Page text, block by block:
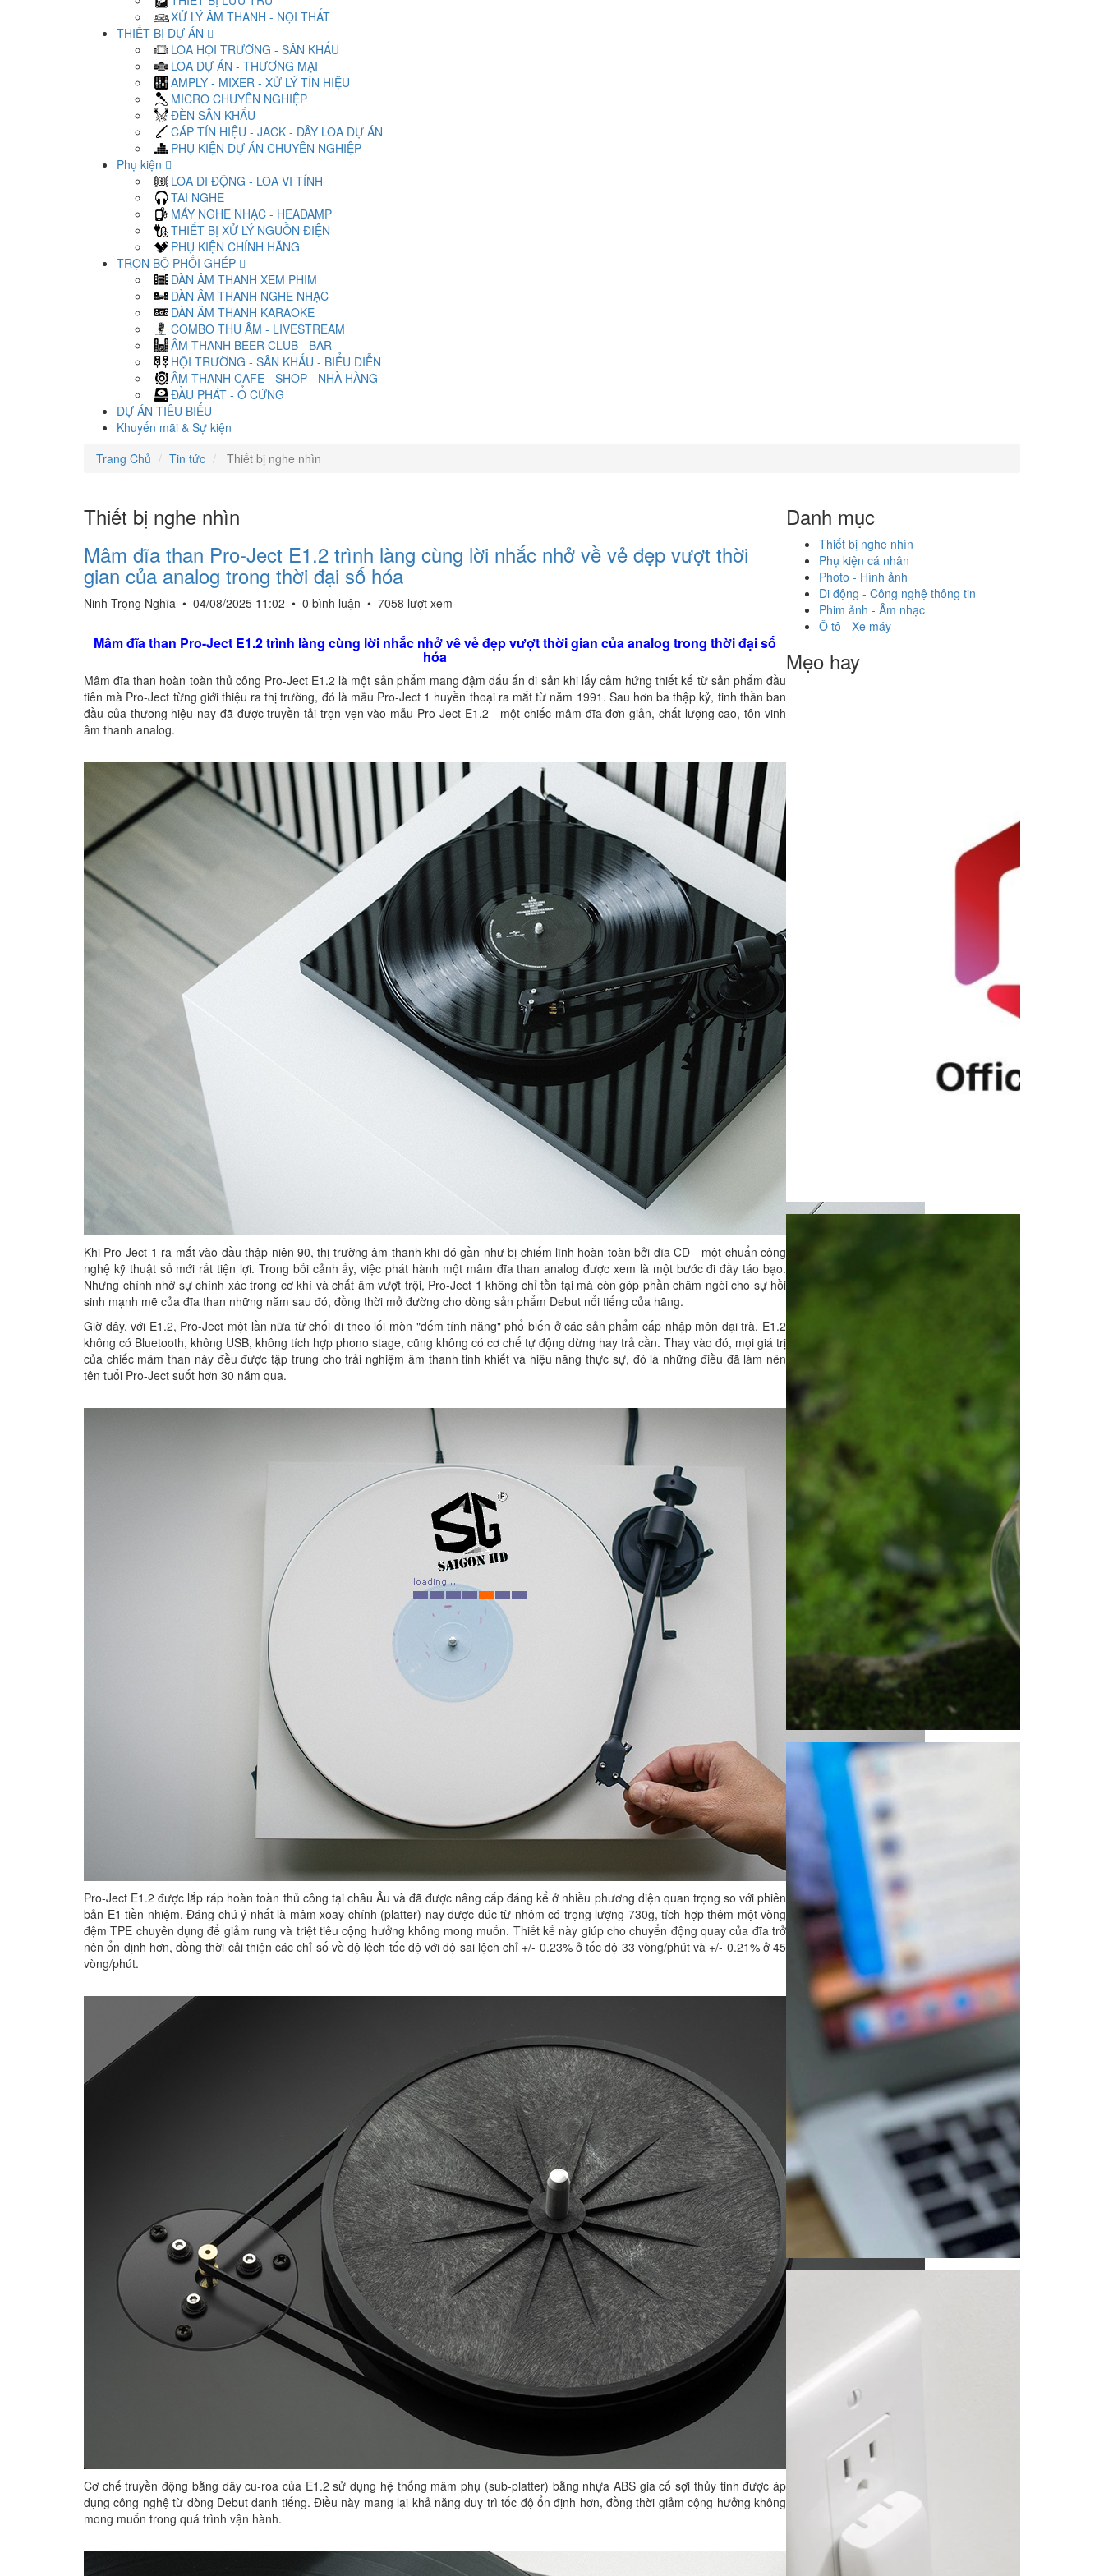
XỬ LÝ ÂM THANH - NỘI THẤT
THIẾT BỊ DỰ ÁN
LOA HỘI TRƯỜNG - SÂN KHẤU
LOA DỰ ÁN - THƯƠNG MẠI
AMPLY - MIXER - XỬ LÝ TÍN HIỆU
MICRO CHUYÊN NGHIỆP
ĐÈN SÂN KHẤU
CÁP TÍN HIỆU - JACK - DÂY LOA DỰ ÁN
PHỤ KIỆN DỰ ÁN CHUYÊN NGHIỆP
Phụ kiện
LOA DI ĐỘNG - LOA VI TÍNH
TAI NGHE
MÁY NGHE NHẠC - HEADAMP
THIẾT BỊ XỬ LÝ NGUỒN ĐIỆN
PHỤ KIỆN CHÍNH HÃNG
TRỌN BỘ PHỐI GHÉP
DÀN ÂM THANH XEM PHIM
DÀN ÂM THANH NGHE NHẠC
DÀN ÂM THANH KARAOKE
COMBO THU ÂM - LIVESTREAM
ÂM THANH BEER CLUB - BAR
HỘI TRƯỜNG - SÂN KHẤU - BIỂU DIỄN
ÂM THANH CAFE - SHOP - NHÀ HÀNG
ĐẦU PHÁT - Ổ CỨNG
DỰ ÁN TIÊU BIỂU
Khuyến mãi & Sự kiện
Trang Chủ
Tin tức Thiết bị nghe nhìn
Thiết bị nghe nhìn
Mâm đĩa than Pro-Ject E1.2 trình làng cùng lời nhắc nhở về vẻ đẹp vượt thời
gian của analog trong thời đại số hóa
Ninh Trọng Nghĩa • 04/08/2025 11:02 • 0 bình luận • 7058 lượt xem
Mâm đĩa than Pro-Ject E1.2 trình làng cùng lời nhắc nhở về vẻ đẹp vượt thời gian của analog trong thời đại số
hóa
Mâm đĩa than hoàn toàn thủ công Pro-Ject E1.2 là một sản phẩm mang đậm dấu ấn di sản khi lấy cảm hứng thiết kế từ sản phẩm đầu
tiên mà Pro-Ject từng giới thiệu ra thị trường, đó là mẫu Pro-Ject 1 huyền thoại ra mắt từ năm 1991. Sau hơn ba thập kỷ, tinh thần ban
đầu của thương hiệu nay đã được truyền tải trọn vẹn vào mẫu Pro-Ject E1.2 - một chiếc mâm đĩa đơn giản, chất lượng cao, tôn vinh
âm thanh analog.
Khi Pro-Ject 1 ra mắt vào đầu thập niên 90, thị trường âm thanh khi đó gần như bị chiếm lĩnh hoàn toàn bởi đĩa CD - một chuẩn công
nghệ kỹ thuật số mới rất tiện lợi. Trong bối cảnh ấy, việc phát hành một mâm đĩa than analog được xem là một bước đi đầy táo bạo.
Nhưng chính nhờ sự chính xác trong cơ khí và chất âm vượt trội, Pro-Ject 1 không chỉ tồn tại mà còn góp phần châm ngòi cho sự hồi
sinh mạnh mẽ của đĩa than những năm sau đó, đồng thời mở đường cho dòng sản phẩm Debut nổi tiếng của hãng.
Giờ đây, với E1.2, Pro-Ject một lần nữa từ chối đi theo lối mòn "đếm tính năng" phổ biến ở các sản phẩm cấp nhập môn đại trà. E1.2
không có Bluetooth, không USB, không tích hợp phono stage, cũng không có cơ chế tự động dừng hay trả cần. Thay vào đó, mọi giá trị
của chiếc mâm than này đều được tập trung cho trải nghiệm âm thanh tinh khiết và hiệu năng thực sự, đó là những điều đã làm nên
tên tuổi Pro-Ject suốt hơn 30 năm qua.
Pro-Ject E1.2 được lắp ráp hoàn toàn thủ công tại châu Âu và đã được nâng cấp đáng kể ở nhiều phương diện quan trọng so với phiên
bản E1 tiền nhiệm. Đáng chú ý nhất là mâm xoay chính (platter) nay được đúc từ nhôm có trọng lượng 730g, tích hợp thêm một vòng
đệm TPE chuyên dụng để giảm rung và triệt tiêu cộng hưởng không mong muốn. Thiết kế này giúp cho chuyển động quay của đĩa trở
nên ổn định hơn, đồng thời cải thiện các chỉ số về độ lệch tốc độ với độ sai lệch chỉ +/- 0.23% ở tốc độ 33 vòng/phút và +/- 0.21% ở 45
vòng/phút.
Cơ chế truyền động bằng dây cu-roa của E1.2 sử dụng hệ thống mâm phụ (sub-platter) bằng nhựa ABS gia cố sợi thủy tinh được áp
dụng công nghệ từ dòng Debut danh tiếng. Điều này mang lại khả năng duy trì tốc độ ổn định hơn, đồng thời giảm cộng hưởng không
mong muốn trong quá trình vận hành.
Danh mục
Thiết bị nghe nhìn
Phụ kiện cá nhân
Photo - Hình ảnh
Di động - Công nghệ thông tin
Phim ảnh - Âm nhạc
Ô tô - Xe máy
Mẹo hay